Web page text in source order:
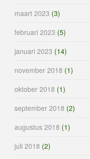
maart 2023 (3)
februari 2023 (5)
januari 2023 (14)
november 2018 (1)
oktober 2018 (1)
september 2018 (2)
augustus 2018 (1)
juli 2018 (2)